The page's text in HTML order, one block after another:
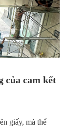
của cam kết
giấy, mà thể